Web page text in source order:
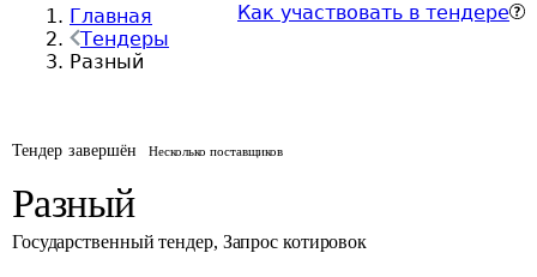
Главная
Тендеры
Разный
Как участвовать в тендере
Тендер завершён Несколько поставщиков
Разный
Государственный тендер, Запрос котировок